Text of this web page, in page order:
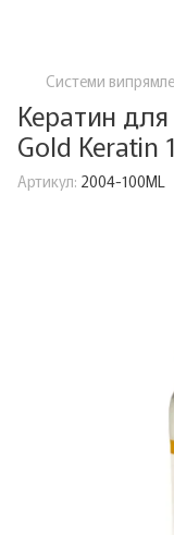
Системи
Кератин
Gold Keratin
Артикул: 2004-100ML